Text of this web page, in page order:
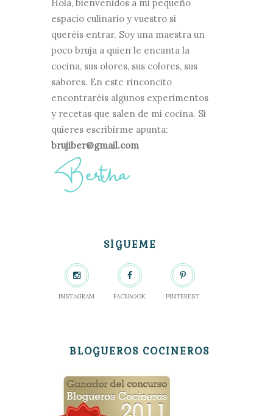
Hola, bienvenidos a mi pequeño
espacio culinario y vuestro si
queréis entrar. Soy una maestra un
poco bruja a quien le encanta la
cocina, sus olores, sus colores, sus
sabores. En este rinconcito
encontraréis algunos experimentos
y recetas que salen de mi cocina. Si
quieres escribirme apunta:
brujiber@gmail.com
SÍGUEME
INSTAGRAM FACEBOOK PINTEREST
BLOGUEROS COCINEROS